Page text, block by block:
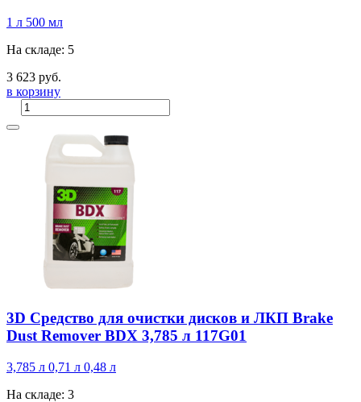
1 л 500 мл
На складе: 5
3 623 руб.
в корзину
3D Средство для очистки дисков и ЛКП Brake
Dust Remover BDX 3,785 л 117G01
3,785 л 0,71 л 0,48 л
На складе: 3